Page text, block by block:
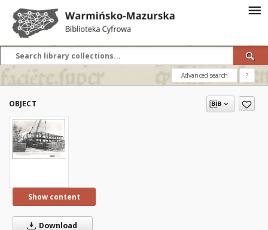
Advanced search ?
OBJECT
Show content
Download